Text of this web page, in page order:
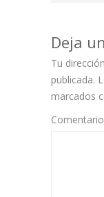
Deja
Tu
publicada.
marcados
Comentario